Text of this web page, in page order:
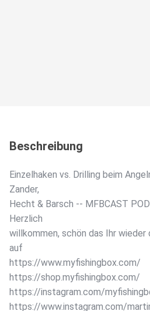
Beschreibung
Einzelhaken vs. Drilling beim
Zander,
Hecht & Barsch -- MFBCAST
Herzlich
willkommen, schön das Ihr
auf
https://www.myfishingbox.com/
https://shop.myfishingbox.com/
https://instagram.com/
https://www.instagram.com/